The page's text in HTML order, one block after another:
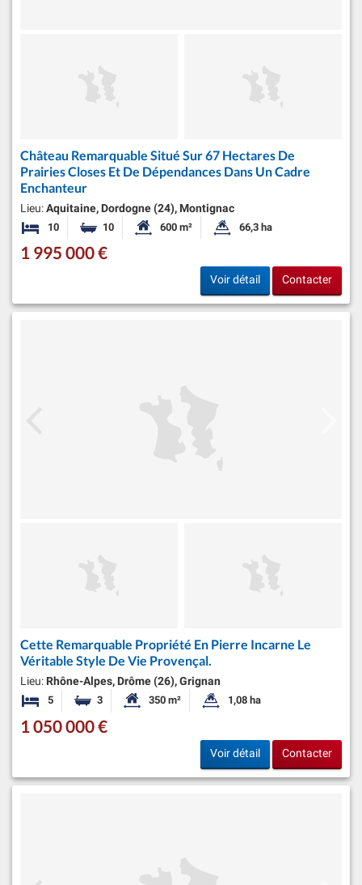
Château Remarquable Situé Sur 67 Hectares De
Prairies Closes Et De Dépendances Dans Un Cadre
Enchanteur
Lieu:Aquitaine, Dordogne (24), Montignac
10 Chambres10 Salles de bainsSurface habitable:
600 m² Superficie du terrain:
66,3 ha
1 995 000 €
Voir détail Contacter
Cette Remarquable Propriété En Pierre Incarne Le
Véritable Style De Vie Provençal.
Lieu: Rhône-Alpes, Drôme (26), Grignan
5 Chambres
3 Salles de bainsSurface habitable:
350 m² Superficie du terrain:
1,08 ha
1 050 000 €
Voir détail Contacter